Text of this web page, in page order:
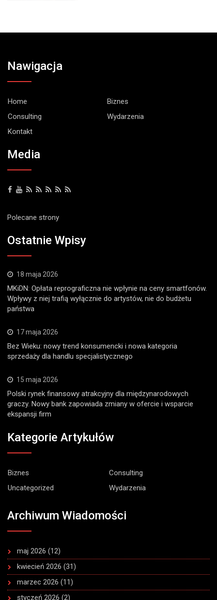
Nawigacja
Home
Biznes
Consulting
Wydarzenia
Kontakt
Media
Polecane strony
Ostatnie Wpisy
18 maja 2026
MKiDN: Opłata reprograficzna nie wpłynie na ceny smartfonów.
Wpływy z niej trafią wyłącznie do artystów, nie do budżetu
państwa
17 maja 2026
Bez Wieku: nowy trend konsumencki i nowa kategoria
sprzedaży dla handlu specjalistycznego
15 maja 2026
Polski rynek finansowy atrakcyjny dla międzynarodowych
graczy. Nowy bank zapowiada zmiany w ofercie i wsparcie
ekspansji firm
Kategorie Artykułów
Biznes
Consulting
Uncategorized
Wydarzenia
Archiwum Wiadomości
maj 2026 (12)
kwiecień 2026 (31)
marzec 2026 (11)
styczeń 2026 (2)